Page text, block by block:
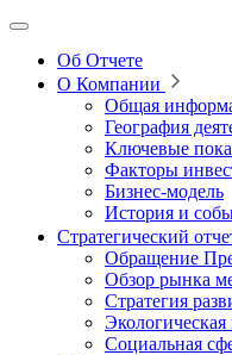
Об Отчете
О Компании
Общая
География
Ключевые
Факторы
Бизнес-модель
История и
Стратегический
Обращение
Обзор рынка
Стратегия
Социальная